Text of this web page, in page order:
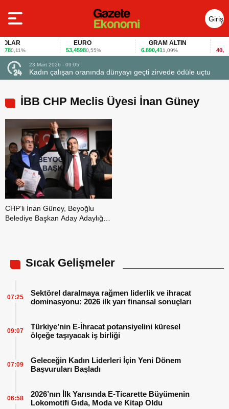
Giriş
Yap
0,11%
EURO
53,45980,55%
GRAM ALTIN
6.890,411,09% 40,65-
23 Mart 2026 - 09:05
Kadın çalışan oranında dünyayı geçti zirvede ödüle uçtu
İBB CHP Meclis Üyesi İnan Güney
CHP’li İnan Güney, Beyoğlu
Belediye Başkan Aday Adaylığını
Sıcak Gelişmeler
Sektörel daralmaya rağmen liderlik ve ihracat
dominasyonu: 2026 ilk yarı finansal sonuçları
07:25
Türkiye’nin E-İhracat potansiyelini küresel
ölçeğe taşıyacak iş birliği
09:07
Geleceğin Kadın Liderleri İçin Yeni Dönem
Başvuruları Başladı
07:09
2026’nın İlk Yarısında E-Ticarette Büyümenin
Lokomotifi Gıda, Moda ve Kitap Oldu
06:58